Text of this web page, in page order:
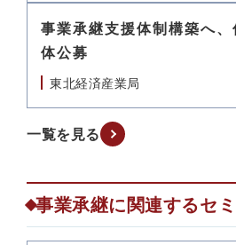
事業承継支援体制構築へ、
体公募
東北経済産業局
一覧を見る
事業承継に関連するセ